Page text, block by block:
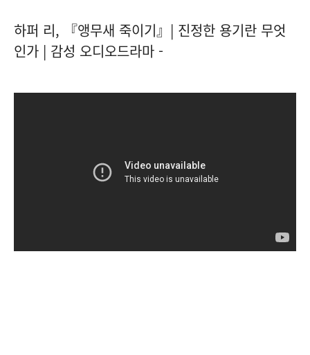
하퍼 리, 『앵무새 죽이기』| 진정한 용기란 무엇
인가 | 감성 오디오드라마 -